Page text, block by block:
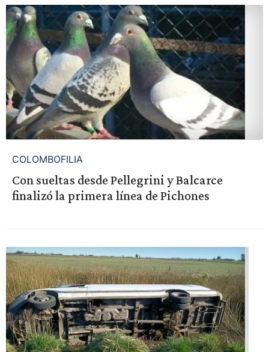
COLOMBOFILIA
Con sueltas desde Pellegrini y Balcarce
finalizó la primera línea de Pichones